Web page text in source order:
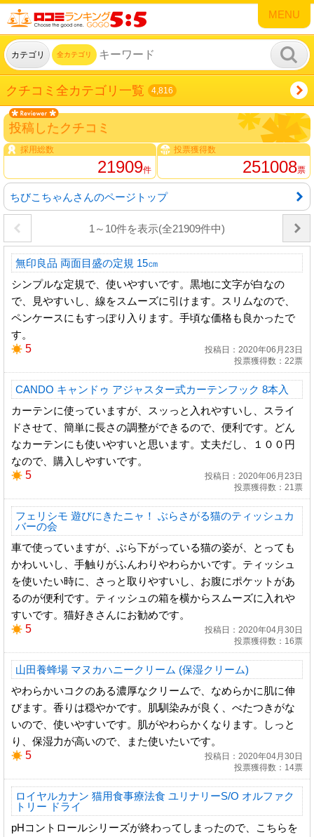
MENU
カテゴリ 全カテゴリ
クチコミ全カテゴリ一覧 4,816
投稿したクチコミ
採用総数
21909件
投票獲得数
251008票
ちびこちゃんさんのページトップ
1～10件を表示(全21909件中)
無印良品 両面目盛の定規 15㎝
シンプルな定規で、使いやすいです。黒地に文字が白なの
で、見やすいし、線をスムーズに引けます。スリムなので、
ペンケースにもすっぽり入ります。手頃な価格も良かったで
す。
5
投稿日：2020年06月23日
投票獲得数：22票
CANDO キャンドゥ アジャスター式カーテンフック 8本入
カーテンに使っていますが、スッっと入れやすいし、スライ
ドさせて、簡単に長さの調整ができるので、便利です。どん
なカーテンにも使いやすいと思います。丈夫だし、１００円
なので、購入しやすいです。
5
投稿日：2020年06月23日
投票獲得数：21票
フェリシモ 遊びにきたニャ！ ぶらさがる猫のティッシュカ
バーの会
車で使っていますが、ぶら下がっている猫の姿が、とっても
かわいいし、手触りがふんわりやわらかいです。ティッシュ
を使いたい時に、さっと取りやすいし、お腹にポケットがあ
るのが便利です。ティッシュの箱を横からスムーズに入れや
すいです。猫好きさんにお勧めです。
5
投稿日：2020年04月30日
投票獲得数：16票
山田養蜂場 マヌカハニークリーム (保湿クリーム)
やわらかいコクのある濃厚なクリームで、なめらかに肌に伸
びます。香りは穏やかです。肌馴染みが良く、べたつきがな
いので、使いやすいです。肌がやわらかくなります。しっと
り、保湿力が高いので、また使いたいです。
5
投稿日：2020年04月30日
投票獲得数：14票
ロイヤルカナン 猫用食事療法食 ユリナリーS/O オルファク
トリー ドライ
pHコントロールシリーズが終わってしまったので、こちらを